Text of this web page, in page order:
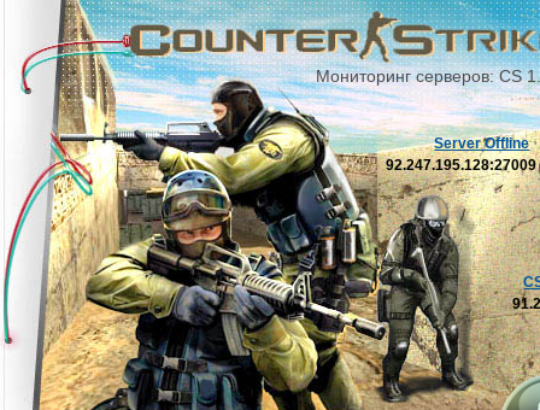
Мониторинг серверов: CS
Server Offline
92.247.195.128:27009